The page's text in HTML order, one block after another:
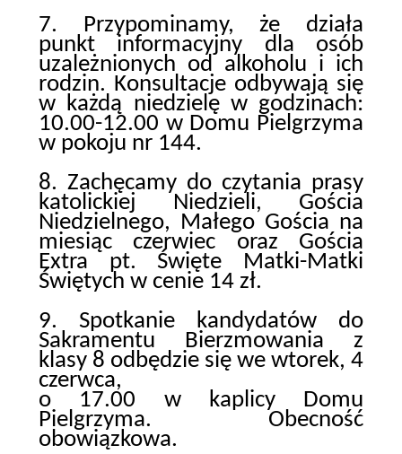
7. Przypominamy, że działa
punkt informacyjny dla osób
uzależnionych od alkoholu i ich
rodzin. Konsultacje odbywają się
w każdą niedzielę w godzinach:
10.00-12.00 w Domu Pielgrzyma
w pokoju nr 144.
8. Zachęcamy do czytania prasy
katolickiej Niedzieli, Gościa
Niedzielnego, Małego Gościa na
miesiąc czerwiec oraz Gościa
Extra pt. Święte Matki-Matki
Świętych w cenie 14 zł.
9. Spotkanie kandydatów do
Sakramentu Bierzmowania z
klasy 8 odbędzie się we wtorek, 4
czerwca,
o 17.00 w kaplicy Domu
Pielgrzyma. Obecność
obowiązkowa.